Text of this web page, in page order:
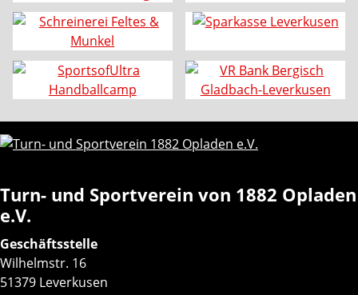
Turn- und Sportverein von 1882 Opladen
e.V.
Geschäftsstelle
Wilhelmstr. 16
51379 Leverkusen